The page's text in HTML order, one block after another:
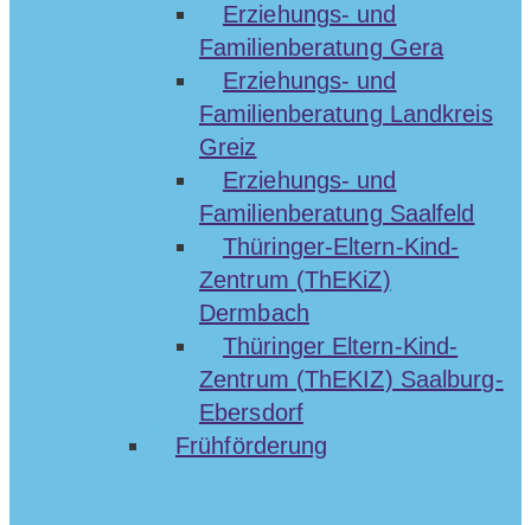
Erziehungs- und
Familienberatung Gera
Erziehungs- und
Familienberatung Landkreis
Greiz
Erziehungs- und
Familienberatung Saalfeld
Thüringer-Eltern-Kind-
Zentrum (ThEKiZ)
Dermbach
Thüringer Eltern-Kind-
Zentrum (ThEKIZ) Saalburg-
Ebersdorf
Frühförderung